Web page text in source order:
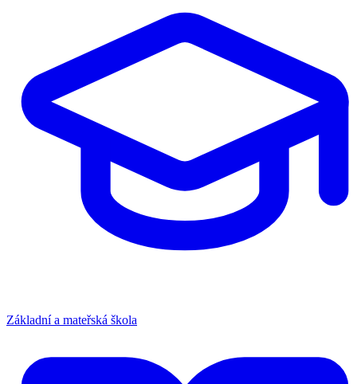
Základní a mateřská škola